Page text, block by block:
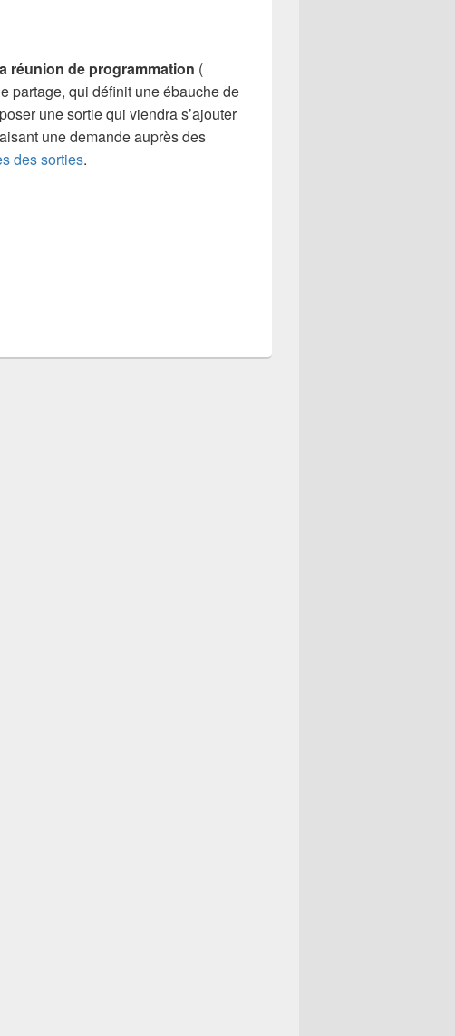
réunion de programmation (
partage, qui définit une ébauche de
une sortie qui viendra s’ajouter
une demande auprès des
des sorties.